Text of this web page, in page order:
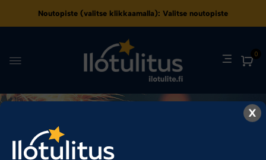
Noutopiste (valitse klikkaamalla): Valitse noutopiste
0
X